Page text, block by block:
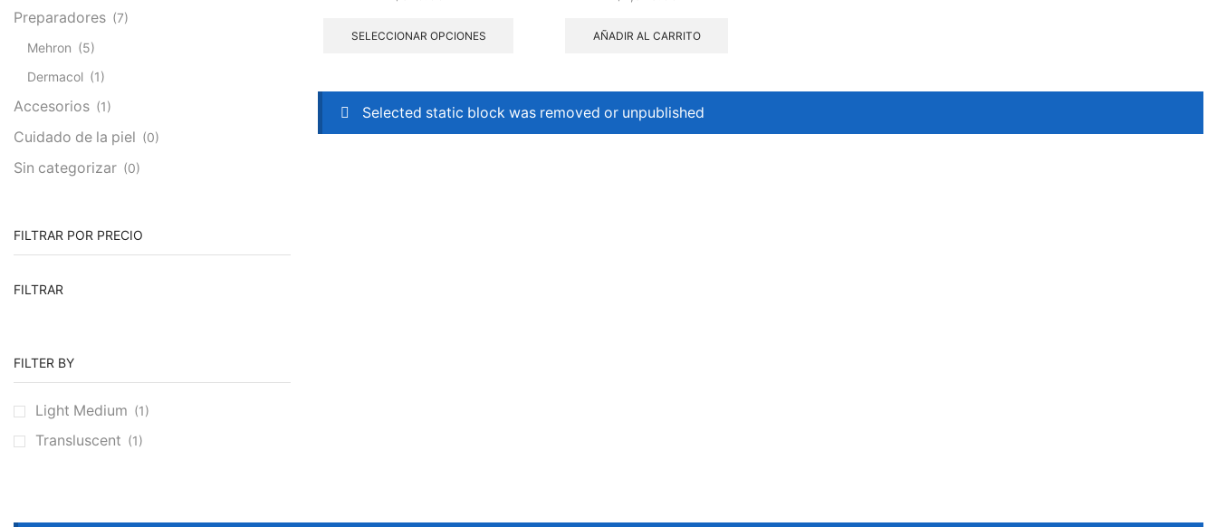
SELECCIONAR OPCIONES AÑADIR AL CARRITO
Selected static block was removed or unpublished
Preparadores (7)
Mehron (5)
Dermacol (1)
Accesorios (1)
Cuidado de la piel (0)
Sin categorizar (0)
FILTRAR POR PRECIO
FILTRAR
FILTER BY
Light Medium (1)
Transluscent (1)